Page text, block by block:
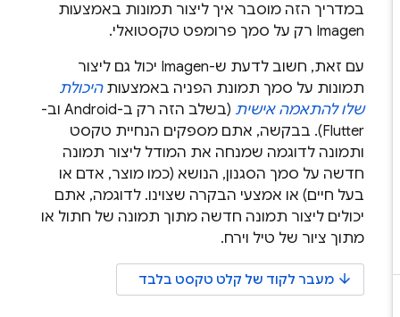
במדריך הזה מוסבר איך ליצור תמונות באמצעות
Imagenרק על סמך פרומפט טקסטואלי.
עם זאת, חשוב לדעת ש-Imagenיכול גם ליצור
תמונות על סמך תמונת הפניה באמצעותהיכולת
שלו להתאמה אישית
(בשלב הזה רק ב-Android וב-
Flutter). בבקשה, אתם מספקים הנחיית טקסט
ותמונה לדוגמה שמנחה את המודל ליצור תמונה
חדשה על סמך הסגנון, הנושא (כמו מוצר, אדם או
בעל חיים) או אמצעי הבקרה שצוינו. לדוגמה, אתם
יכולים ליצור תמונה חדשה מתוך תמונה של חתול או
מתוך ציור של טיל וירח.
arrow_downwardמעבר לקוד של קלט טקסט בלבד